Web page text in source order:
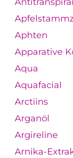
Aphten
Apparative
Aqua
Aquafacial
Arctiins
Arganöl
Argireline
Arnika-